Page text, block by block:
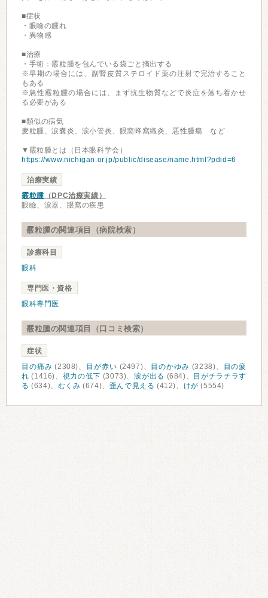
■症状
・眼瞼の腫れ
・異物感
■治療
・手術：霰粒腫を包んでいる袋ごと摘出する
※早期の場合には、副腎皮質ステロイド薬の注射で完治すること
もある
※急性霰粒腫の場合には、まず抗生物質などで炎症を落ち着かせ
る必要がある
■類似の病気
麦粒腫、涙嚢炎、涙小管炎、眼窩蜂窩織炎、悪性腫瘍 など
▼霰粒腫とは（日本眼科学会）
https://www.nichigan.or.jp/public/disease/name.html?pdid=6
治療実績
霰粒腫（DPC治療実績）
眼瞼、涙器、眼窩の疾患
霰粒腫の関連項目（病院検索）
診療科目
眼科
専門医・資格
眼科専門医
霰粒腫の関連項目（口コミ検索）
症状
目の痛み (2308)、 目が赤い (2497)、 目のかゆみ (3238)、
目の疲
れ (1416)、 視力の低下 (3073)、涙が出る (684)、
目がチラチラす
る (634)、 むくみ (674)、 歪んで見える (412)、 けが (5554)